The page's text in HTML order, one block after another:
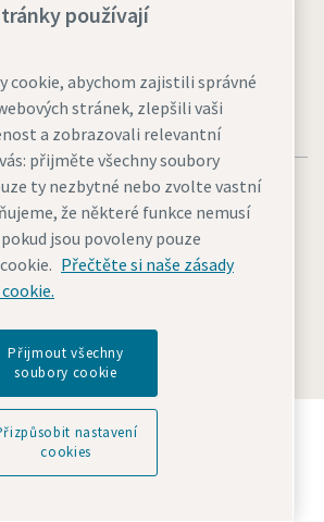
Navštivte web
oznámení o ochraně osobních údajů
cookies
Atlas Copco Group podporuje
budoucnost.
Atlas Copco Group
používají
cookie, abychom zajistili správné
stránek, zlepšili vaši
a zobrazovali relevantní
přijměte všechny soubory
ty nezbytné nebo zvolte vastní
že některé funkce nemusí
jsou povoleny pouze
Přečtěte si naše zásady
Přijmout všechny
soubory cookie
nastavení
cookies